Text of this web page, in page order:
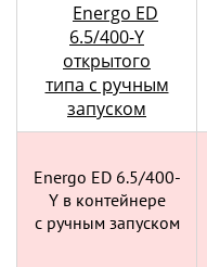
Energo ED
6.5/400-Y
открытого
типа с ручным
запуском
Energo ED 6.5/400-
Y в контейнере
с ручным запуском